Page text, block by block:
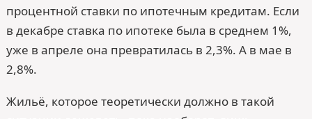
процентной ставки по ипотечным кредитам. Если
в декабре ставка по ипотеке была в среднем 1%,
уже в апреле она превратилась в 2,3%. А в мае в
2,8%.
Жильё, которое теоретически должно в такой